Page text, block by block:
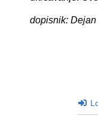
dopisnik: Dejan